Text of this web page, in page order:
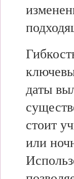
даты
стоит
или